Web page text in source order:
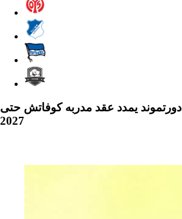
دورتموند يمدد عقد مدربه كوفاتش حتى
2027